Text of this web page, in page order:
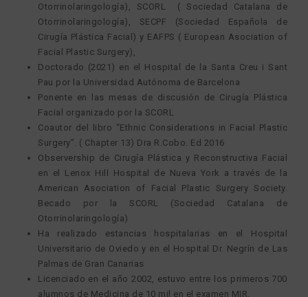
Otorrinolaringología), SCORL ( Sociedad Catalana de
Otorrinolaringología), SECPF (Sociedad Española de
Cirugía Plástica Facial) y EAFPS ( European Asociation of
Facial Plastic Surgery),
Doctorado (2021) en el Hospital de la Santa Creu i Sant
Pau por la Universidad Autónoma de Barcelona
Ponente en las mesas de discusión de Cirugía Plástica
Facial organizado por la SCORL
Coautor del libro “Ethnic Considerations in Facial Plastic
Surgery”. ( Chapter 13) Dra R.Cobo. Ed 2016
Observership de Cirugía Plástica y Reconstructiva Facial
en el Lenox Hill Hospital de Nueva York a través de la
American Asociation of Facial Plastic Surgery Society.
Becado por la SCORL (Sociedad Catalana de
Otorrinolaringología)
Ha realizado estancias hospitalarias en el Hospital
Universitario de Oviedo y en el Hospital Dr. Negrín de Las
Palmas de Gran Canarias
Licenciado en el año 2002, estuvo entre los primeros 700
alumnos de Medicina de 10 mil en el examen MIR.